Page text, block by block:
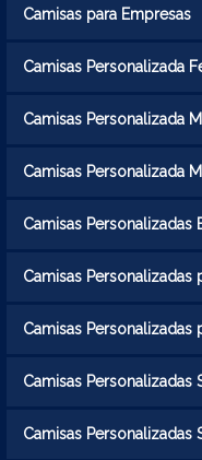
Camisas para Empresas
Camisas Personalizada
Camisas Personalizada
Camisas Personalizada
Camisas Personalizadas
Camisas Personalizadas
Camisas Personalizadas
Camisas Personalizadas
Camisas Personalizadas